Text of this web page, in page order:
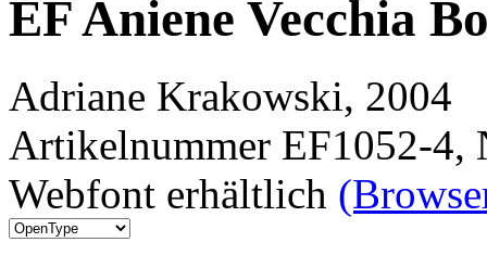
EF Aniene Vecchia
Adriane Krakowski, 2004
Artikelnummer EF1052-4,
Webfont erhältlich